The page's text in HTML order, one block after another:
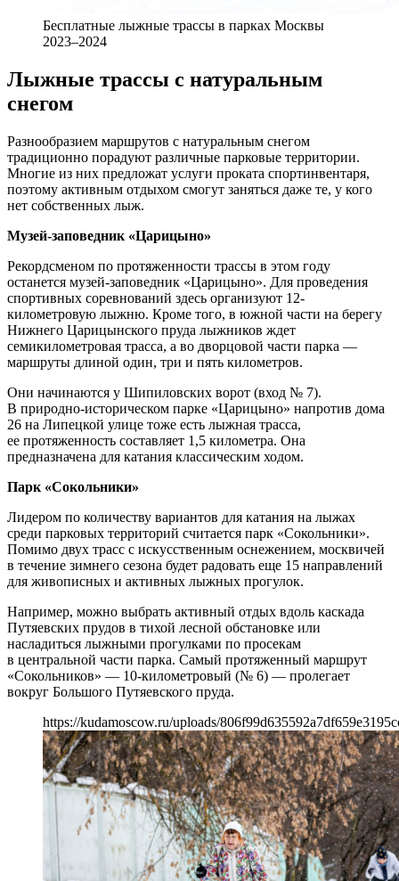
Бесплатные лыжные трассы в парках Москвы
2023–2024
Лыжные трассы с натуральным
снегом
Разнообразием маршрутов с натуральным снегом
традиционно порадуют различные парковые территории.
Многие из них предложат услуги проката спортинвентаря,
поэтому активным отдыхом смогут заняться даже те, у кого
нет собственных лыж.
Музей-заповедник «Царицыно»
Рекордсменом по протяженности трассы в этом году
останется музей-заповедник «Царицыно». Для проведения
спортивных соревнований здесь организуют 12-
километровую лыжню. Кроме того, в южной части на берегу
Нижнего Царицынского пруда лыжников ждет
семикилометровая трасса, а во дворцовой части парка —
маршруты длиной один, три и пять километров.
Они начинаются у Шипиловских ворот (вход № 7).
В природно-историческом парке «Царицыно» напротив дома
26 на Липецкой улице тоже есть лыжная трасса,
ее протяженность составляет 1,5 километра. Она
предназначена для катания классическим ходом.
Парк «Сокольники»
Лидером по количеству вариантов для катания на лыжах
среди парковых территорий считается парк «Сокольники».
Помимо двух трасс с искусственным оснежением, москвичей
в течение зимнего сезона будет радовать еще 15 направлений
для живописных и активных лыжных прогулок.
Например, можно выбрать активный отдых вдоль каскада
Путяевских прудов в тихой лесной обстановке или
насладиться лыжными прогулками по просекам
в центральной части парка. Самый протяженный маршрут
«Сокольников» — 10-километровый (№ 6) — пролегает
вокруг Большого Путяевского пруда.
https://kudamoscow.ru/uploads/